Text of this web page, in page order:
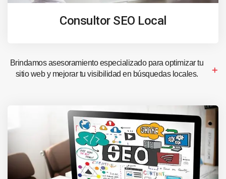
Consultor SEO Local
Brindamos asesoramiento especializado para optimizar tu
sitio web y mejorar tu visibilidad en búsquedas locales.